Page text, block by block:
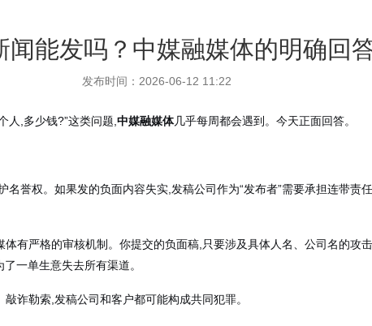
闻能发吗？中媒融媒体的明确回
发布时间：2026-06-12 11:22
人,多少钱?”这类问题, 中媒融媒体几乎每周都会遇到。今天正面回答。
名誉权。如果发的负面内容失实,发稿公司作为“发布者”需要承担连带责
体有严格的审核机制。你提交的负面稿,只要涉及具体人名、公司名的攻
了一单生意失去所有渠道。
诈勒索,发稿公司和客户都可能构成共同犯罪。